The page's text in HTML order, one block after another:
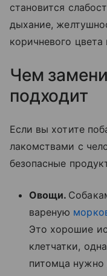
становится
дыхание,
коричневого
Чем
подходит
Если вы хотите
лакомствами с
безопасные
Овощи.
вареную
Это хорошие
клетчатки,
питомца нужно